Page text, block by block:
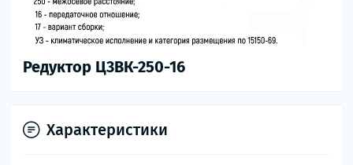
Редуктор Ц3ВК-250-16
Характеристики